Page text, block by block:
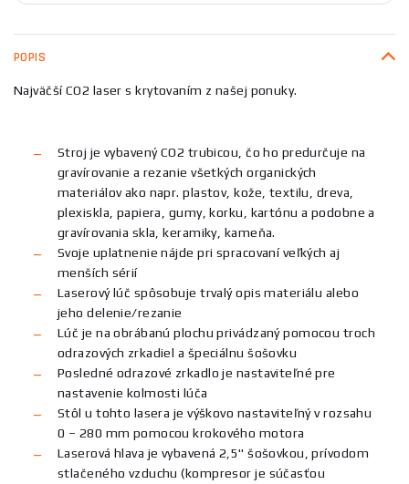
POPIS
Najväčší CO2 laser s krytovaním z našej ponuky.
Stroj je vybavený CO2 trubicou, čo ho predurčuje na
gravírovanie a rezanie všetkých organických
materiálov ako napr. plastov, kože, textilu, dreva,
plexiskla, papiera, gumy, korku, kartónu a podobne a
gravírovania skla, keramiky, kameňa.
Svoje uplatnenie nájde pri spracovaní veľkých aj
menších sérií
Laserový lúč spôsobuje trvalý opis materiálu alebo
jeho delenie/rezanie
Lúč je na obrábanú plochu privádzaný pomocou troch
odrazových zrkadiel a špeciálnu šošovku
Posledné odrazové zrkadlo je nastaviteľné pre
nastavenie kolmosti lúča
Stôl u tohto lasera je výškovo nastaviteľný v rozsahu
0 – 280 mm pomocou krokového motora
Laserová hlava je vybavená 2,5" šošovkou, prívodom
stlačeného vzduchu (kompresor je súčasťou